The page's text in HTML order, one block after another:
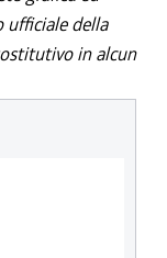
ufficiale della
in alcun